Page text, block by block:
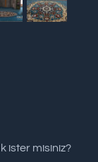
ister misiniz?